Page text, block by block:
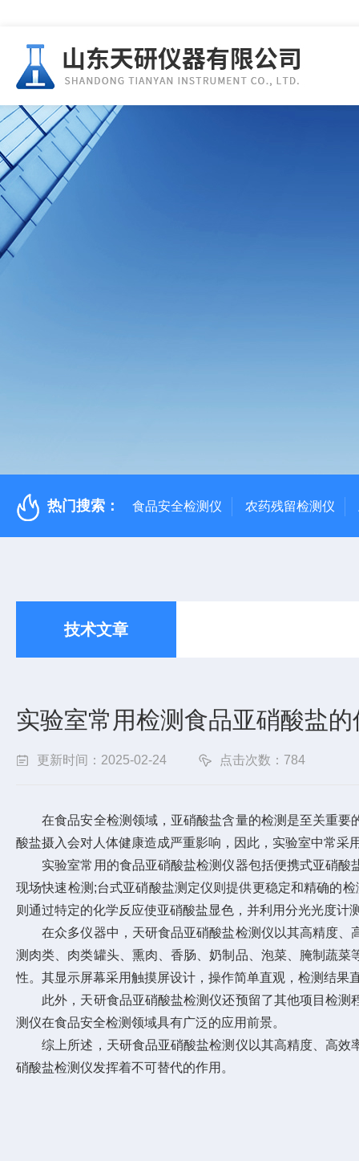
热门搜索： 食品安全检测仪 农药残留检测仪
技术文章
实验室常用检测食品亚硝酸盐
更新时间：2025-02-24 点击次数：784
在食品安全检测领域，亚硝酸盐含量的检测是至关重要
酸盐摄入会对人体健康造成严重影响，因此，实验室中常采
实验室常用的食品亚硝酸盐检测仪器包括便携式亚硝酸
现场快速检测;台式亚硝酸盐测定仪则提供更稳定和精确的
则通过特定的化学反应使亚硝酸盐显色，并利用分光光度计
在众多仪器中，天研食品亚硝酸盐检测仪以其高精度、
测肉类、肉类罐头、熏肉、香肠、奶制品、泡菜、腌制蔬
性。其显示屏幕采用触摸屏设计，操作简单直观，检测结
此外，天研食品亚硝酸盐检测仪还预留了其他项目检测
测仪在食品安全检测领域具有广泛的应用前景。
综上所述，天研食品亚硝酸盐检测仪以其高精度、高效
硝酸盐检测仪发挥着不可替代的作用。